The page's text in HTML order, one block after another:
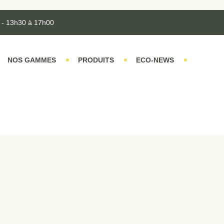
13h30 à 17h00
NOS GAMMES PRODUITS ECO-NEWS